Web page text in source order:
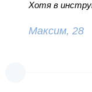
Хотя в
Максим, 28